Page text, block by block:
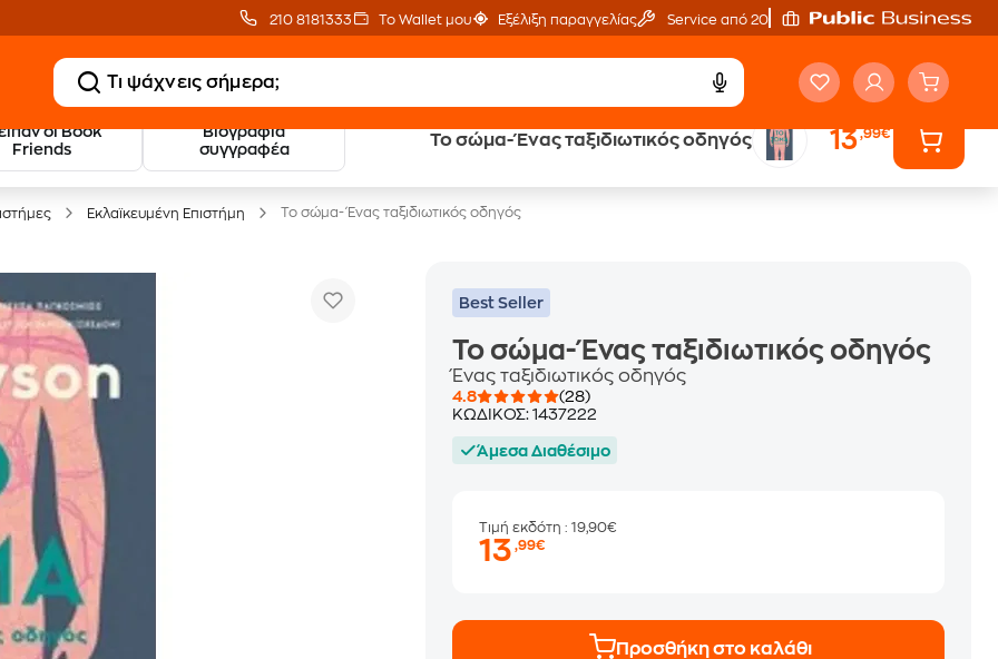
210 8181333 Το Wallet μου Εξέλιξη παραγγελίας Service από 20'
οι Book
Friends
Βιογραφία
συγγραφέα
Το σώμα- Ένας ταξιδιωτικός οδηγός 13,99€
20 € Public επιστροφή
με Snappi
Δωρεάν Μεταφορικά
με Public+ Delivery
Έλα στον κόσμο
Εκλαϊκευμένη Επιστήμη Το σώμα- Ένας ταξιδιωτικός οδηγός
Best Seller
Το σώμα- Ένας ταξιδιωτικός οδηγός
Ένας ταξιδιωτικός οδηγός
4.8
(28)
ΚΩΔΙΚΟΣ:1437222
Άμεσα Διαθέσιμο
Τιμή εκδότη: 19,90€
13,99€
Προσθήκη στο καλάθι